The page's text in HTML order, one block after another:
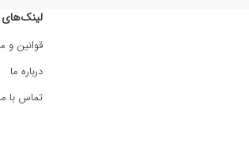
قوانین و
درباره ما
تماس با ما